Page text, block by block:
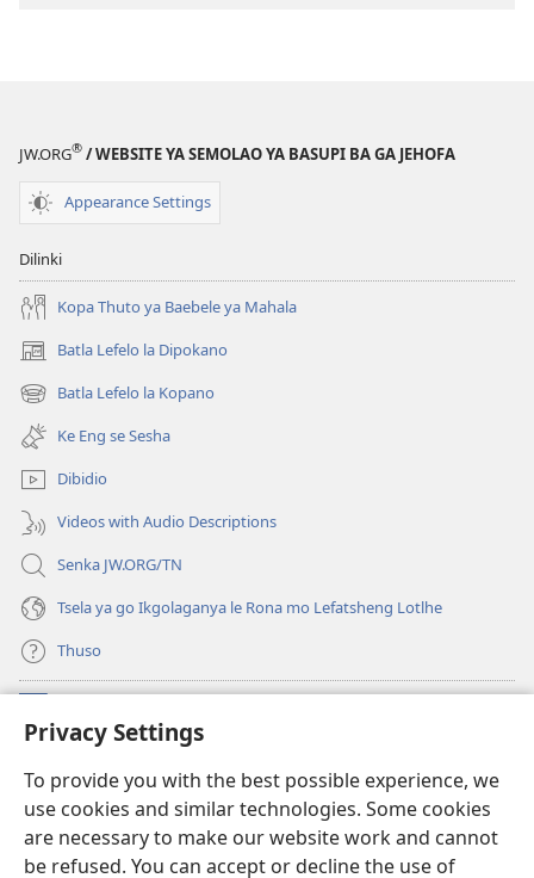
Privacy Settings
To provide you with the best possible experience, we
use cookies and similar technologies. Some cookies
are necessary to make our website work and cannot
be refused. You can accept or decline the use of
Sa
mo
JW.ORG® / WEBSITE YA SEMOLAO YA BASUPI BA GA JEHOFA
Appearance Settings
Dilinki
Kopa Thuto ya Baebele ya Mahala
Batla Lefelo la Dipokano
(e
bula
tsebe
nngwe)
Batla Lefelo la Kopano
(e
bula
tsebe
e
nngwe)
Ke Eng se Sesha
Dibidio
Videos with Audio Descriptions
Senka JW.ORG/TN
Tsela ya go Ikgolaganya le Rona mo Lefatsheng Lotlhe
Thuso
(e
bula
nngwe)
LAEBORARI YA MO INTERNET
(e
bula
tsebe
e
JW Hub
(e
bula